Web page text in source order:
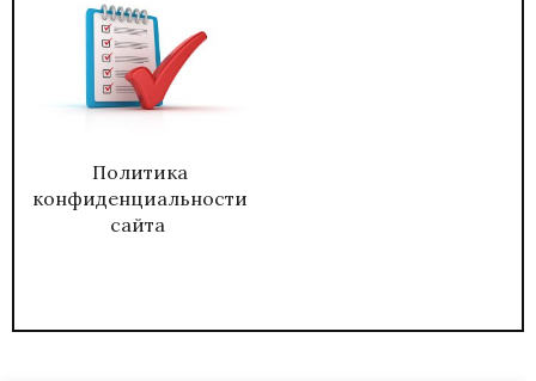
Политика
конфиденциальности
сайта